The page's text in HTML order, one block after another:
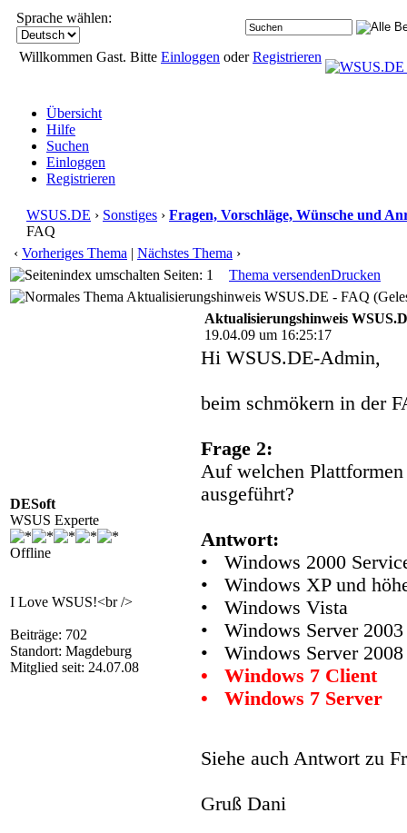
Sprache wählen:
Willkommen Gast. Bitte Einloggen oderRegistrieren
Übersicht
Hilfe
Suchen
Einloggen
Registrieren
WSUS.DE › Sonstiges › Fragen, Vorschläge, Wünsche und
FAQ
‹ Vorheriges Thema | Nächstes Thema ›
Seiten: 1
Thema versendenDrucken
Aktualisierungshinweis WSUS.DE - FAQ
DESoft
WSUS Experte
Offline
I Love WSUS!<br />
Beiträge: 702
Standort: Magdeburg
Mitglied seit: 24.07.08
Aktualisierungshinweis
19.04.09 um 16:25:17
Hi WSUS.DE-Admin,
beim schmökern in der
Frage 2:
Auf welchen
ausgeführt?
Antwort:
• Windows 2000
• Windows XP und
• Windows Vista
• Windows Server 2003
• Windows Server 2008
• Windows 7 Client
• Windows 7 Server
Siehe auch Antwort zu
Gruß Dani